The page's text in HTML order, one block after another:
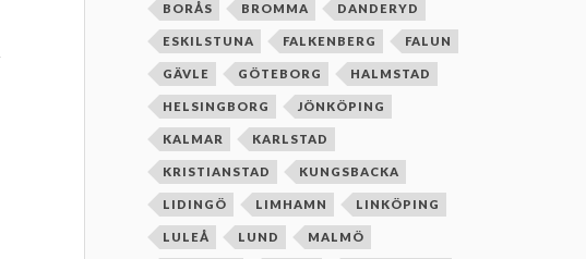
k
s
n
BORÅS BROMMA DANDERYD
ESKILSTUNA FALKENBERG FALUN
GÄVLE GÖTEBORG HALMSTAD
HELSINGBORG JÖNKÖPING
KALMAR KARLSTAD
KRISTIANSTAD KUNGSBACKA
LIDINGÖ LIMHAMN LINKÖPING
LULEÅ LUND MALMÖ